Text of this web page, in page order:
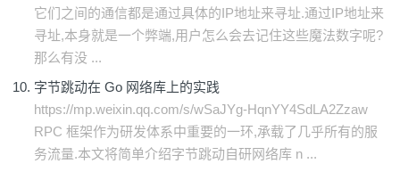
它们之间的通信都是通过具体的IP地址来寻址.通过IP地址来
寻址,本身就是一个弊端,用户怎么会去记住这些魔法数字呢?
那么有没 ...
字节跳动在 Go 网络库上的实践
https://mp.weixin.qq.com/s/wSaJYg-HqnYY4SdLA2Zzaw
RPC 框架作为研发体系中重要的一环,承载了几乎所有的服
务流量.本文将简单介绍字节跳动自研网络库 n ...